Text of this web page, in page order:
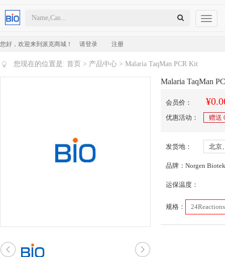
您好，欢迎来到派克商城！ 请登录 注册
Toggle
您现在的位置是: 首页 > 产品中心 > Malaria TaqMan PCR Kit
Malaria TaqMan
会员价：
优惠活动： 赠送
发货地： 北京
品牌：Norgen Biotek
运保温度：
规格： 24Reactions